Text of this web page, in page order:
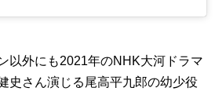
以外にも2021年のNHK大河ドラマ
史さん演じる尾高平九郎の幼少役